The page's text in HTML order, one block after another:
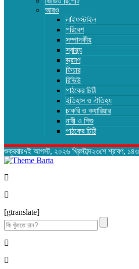
আরও
লাইফস্টাইল
পরিবেশ
সম্পাদকীয়
স্বাস্থ্য
ভ্রমণ
ফিচার
রিভিউ
পাঠকের চিঠি
ইতিহাস ও ঐতিহ্য
চাকরি ও ক্যারিয়ার
নারী ও শিশু
পাঠকের চিঠি
শুক্রবার৭ই আগস্ট, ২০২৬ খ্রিস্টাব্দ২৩শে শ্রাবণ,
[gtranslate]
Search
for: